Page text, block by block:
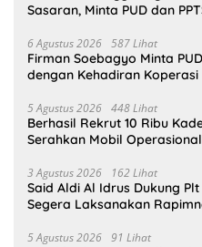
Sasaran, Minta PUD dan
6 Agustus 2026 587 Lihat
Firman Soebagyo Minta
dengan Kehadiran Koperasi
5 Agustus 2026 448 Lihat
Berhasil Rekrut 10 Ribu
Serahkan Mobil
3 Agustus 2026 162 Lihat
Said Aldi Al Idrus Dukung Plt
Segera Laksanakan
5 Agustus 2026 91 Lihat